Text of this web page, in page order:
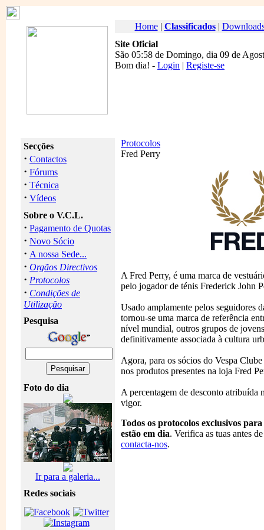
Home| Classificados|
Site Oficial
São 05:58 de Domingo, dia 09 de
Bom dia! - Login | Registe-se
Secções
· Contactos
· Fórums
· Técnica
· Vídeos
Sobre o V.C.L.
· Pagamento de Quotas
· Novo Sócio
· A nossa Sede...
· Orgãos Directivos
· Protocolos
· Condições de
Utilização
Pesquisa
Foto do dia
Ir para a galeria...
Redes sociais
Protocolos
Fred Perry
A Fred Perry, é uma marca de
pelo jogador de ténis Frederick John
Usado amplamente pelos seguidores
tornou-se uma marca de referência
nível mundial, outros grupos de
definitivamente associada à cultura
Agora, para os sócios do Vespa
nos produtos presentes na loja Fred
A percentagem de desconto atribuída
vigor.
Todos os protocolos exclusivos
estão em dia. Verifica as tuas antes
contacta-nos.